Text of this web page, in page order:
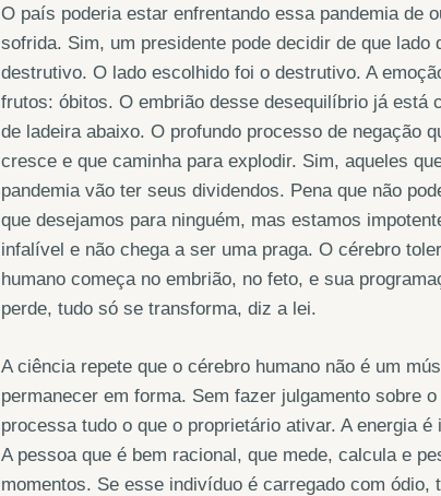
O país poderia estar enfrentando essa pandemia de
sofrida. Sim, um presidente pode decidir de que
destrutivo. O lado escolhido foi o destrutivo. A
frutos: óbitos. O embrião desse desequilíbrio já está
de ladeira abaixo. O profundo processo de negação
cresce e que caminha para explodir. Sim, aqueles
pandemia vão ter seus dividendos. Pena que não
que desejamos para ninguém, mas estamos
infalível e não chega a ser uma praga. O cérebro
humano começa no embrião, no feto, e sua
perde, tudo só se transforma, diz a lei.
A ciência repete que o cérebro humano não é um
permanecer em forma. Sem fazer julgamento sobre
processa tudo o que o proprietário ativar. A energia
A pessoa que é bem racional, que mede, calcula e
momentos. Se esse indivíduo é carregado com